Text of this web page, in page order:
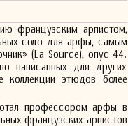
французским арпистом,
соло для арфы, самым
(La Source), опус 44.
написанных для других
коллекции этюдов более
профессором арфы в
французских арпистов